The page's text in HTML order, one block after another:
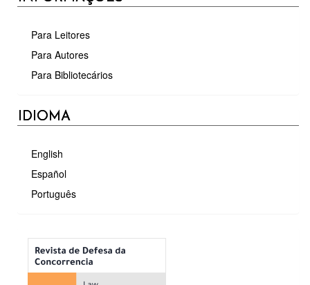
Para Leitores
Para Autores
Para Bibliotecários
IDIOMA
English
Español
Português
MÉTRICAS